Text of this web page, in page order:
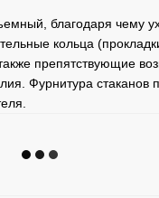
благодаря чему
кольца
препятствующие
Фурнитура